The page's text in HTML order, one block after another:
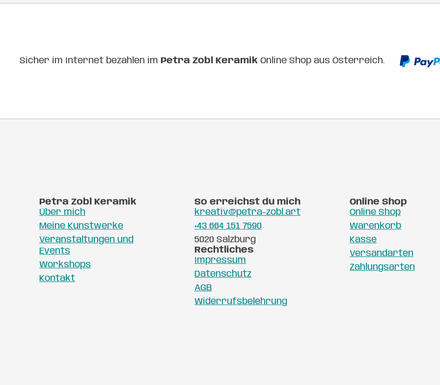
Sicher im Internet bezahlen im Petra Zobl Keramik Online Shop aus Österreich.
Petra Zobl Keramik
Über mich
Meine Kunstwerke
Veranstaltungen und
Events
Workshops
Kontakt
So erreichst du mich
kreativ@petra-zobl.art
+43 664 151 7590
5020 Salzburg
Rechtliches
Impressum
Datenschutz
AGB
Widerrufsbelehrung
Online Shop
Online Shop
Warenkorb
Kasse
Versandarten
Zahlungsarten